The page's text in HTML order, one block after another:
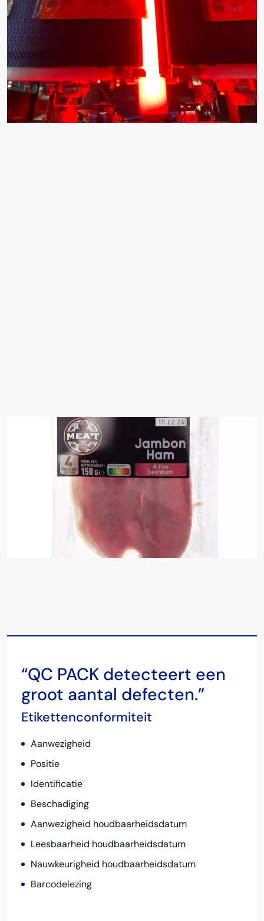
“QC PACK detecteert een
groot aantal defecten.”
Etikettenconformiteit
Aanwezigheid
Positie
Identificatie
Beschadiging
Aanwezigheid houdbaarheidsdatum
Leesbaarheid houdbaarheidsdatum
Nauwkeurigheid houdbaarheidsdatum
Barcodelezing